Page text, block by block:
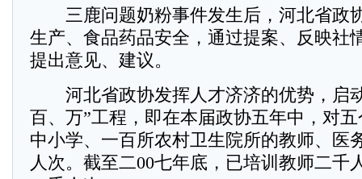
三鹿问题奶粉事件发生后，河北省政
生产、食品药品安全，通过提案、反映社
提出意见、建议。
河北省政协发挥人才济济的优势，启
百、万”工程，即在本届政协五年中，对
中小学、一百所农村卫生院所的教师、医
人次。截至二00七年底，已培训教师二千